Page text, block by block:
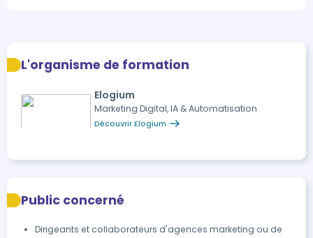
L'organisme de formation
Elogium
Marketing Digital, IA & Automatisation
Découvrir Elogium
Public concerné
Dirigeants et collaborateurs d'agences marketing ou de